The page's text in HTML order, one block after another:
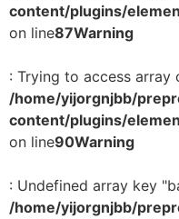
content/plugins/
on line87Warning
: Trying to access
/home/yijorgnjbb/
content/plugins/
on line90Warning
: Undefined array key
/home/yijorgnjbb/